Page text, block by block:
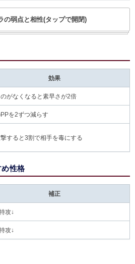
の弱点と相性(タップで開閉)
効果
のがなくなると素早さが2倍
を2ずつ減らす
すると3割で相手を毒にする
性格
補正
攻↓
攻↓